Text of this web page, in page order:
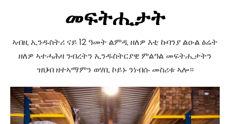
መፍትሒታት
ኣብዚ ኢንዱስትሪ ናይ 12 ዓመት ልምዲ ዘለዎ እቲ ኩባንያ ልዑል ፅሬት
ዘለዎ ኣተሓሕዛ ንብረትን ኢንዱስትርያዊ ምልዓል መፍትሒታትን
ዝህብ ዘተኣማምን ወሃቢ ኮይኑ ንነብሱ መስሪቱ ኣሎ።